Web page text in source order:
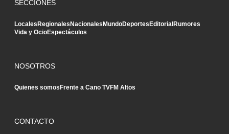
SECCIONES
Locales Regionales Nacionales MundoDeportes Editorial Rumores
Vida y OcioEspectáculos
NOSOTROS
Quienes somos Frente a Cano TVFM Altos
CONTACTO